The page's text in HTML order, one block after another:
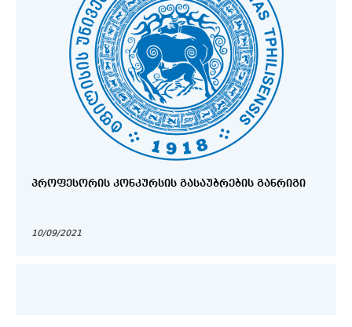
ᲞᲠᲝᲤᲔᲡᲝᲠᲘᲡ ᲙᲝᲜᲙᲣᲠᲡᲘᲡ ᲒᲐᲡᲐᲣᲑᲠᲔᲑᲘᲡ ᲒᲐᲜᲠᲘᲒᲘ
10/09/2021